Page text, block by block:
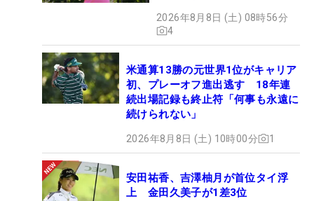
2026年8月8日 (土) 08時56分
4
米通算13勝の元世界1位がキャリア
初、プレーオフ進出逃す 18年連
続出場記録も終止符「何事も永遠に
続けられない」
2026年8月8日 (土) 10時00分 1
安田祐香、吉澤柚月が首位タイ浮
上 金田久美子が1差3位